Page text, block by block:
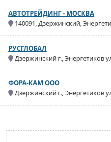
АВТОТРЕЙДИНГ - МОСКВА
140091, Дзержинский,
РУСГЛОБАЛ
Дзержинский г., Энергетиков
ФОРА-КАМ ООО
Дзержинский г., Энергетиков